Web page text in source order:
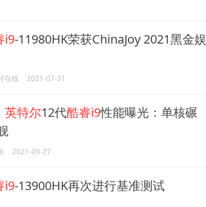
i9-11980HK荣获ChinaJoy 2021黑金娱
在线 2021-07-31
英特尔12代酷睿i9性能曝光：单核碾
2021-09-27
i9-13900HK再次进行基准测试